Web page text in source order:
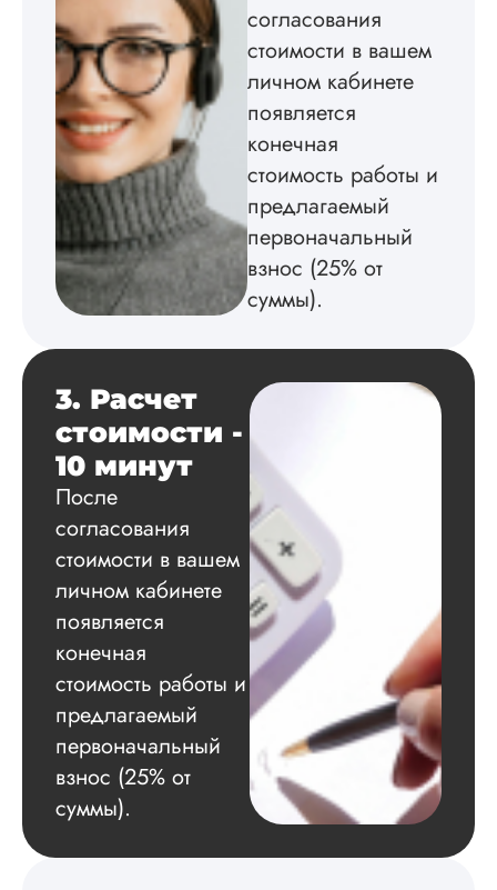
Диссертацию
на совесть: тут и
структура, и
оформление.
методологию
исследования,
грамотно
расчеты и подвел
исследования.
Вадим
официальный
работу выполнили
оговоренные
сдачи,
оформили в
соответствии с
Взаимодействие с
клиентами
подробно
по всем вопросам.
Благодарен.
согласования
стоимости в вашем
личном кабинете
появляется
конечная
стоимость работы и
предлагаемый
первоначальный
взнос (25% от
суммы).
3. Расчет
стоимости -
10 минут
После
согласования
стоимости в вашем
личном кабинете
появляется
конечная
стоимость работы и
предлагаемый
первоначальный
взнос (25% от
суммы).